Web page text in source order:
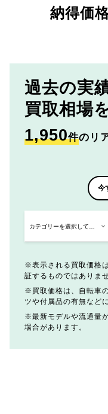
納得価
過去の実
買取相場
1,950件のリ
今
表示される買取価格
証するものではありませ
買取価格は、自転車
ツや付属品の有無など
最新モデルや流通量
場合があります。